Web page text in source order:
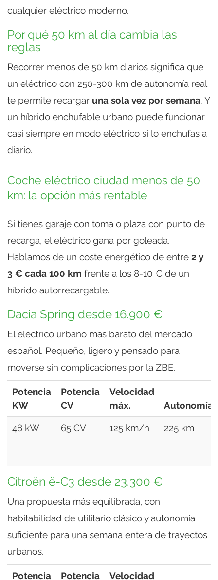
cualquier eléctrico moderno.
Por qué 50 km al día cambia las
reglas
Recorrer menos de 50 km diarios significa que
un eléctrico con 250-300 km de autonomía real
te permite recargar una sola vez por semana. Y
un híbrido enchufable urbano puede funcionar
casi siempre en modo eléctrico si lo enchufas a
diario.
Coche eléctrico ciudad menos de 50
km: la opción más rentable
Si tienes garaje con toma o plaza con punto de
recarga, el eléctrico gana por goleada.
Hablamos de un coste energético de entre 2 y
3 € cada 100 km frente a los 8-10 € de un
híbrido autorrecargable.
Dacia Spring desde 16.900 €
El eléctrico urbano más barato del mercado
español. Pequeño, ligero y pensado para
moverse sin complicaciones por la ZBE.
Potencia
KW
Potencia
CV
Velocidad
máx.
Autonomía
48 kW 65 CV 125 km/h 225 km
Citroën ë-C3 desde 23.300 €
Una propuesta más equilibrada, con
habitabilidad de utilitario clásico y autonomía
suficiente para una semana entera de trayectos
urbanos.
Potencia Potencia Velocidad